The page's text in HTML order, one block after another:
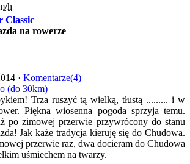
h
Classic
na rowerze
· Komentarze(4)
(do 30km)
Trza ruszyć tą wielką, tłustą ......... i w
Piękna wiosenna pogoda sprzyja temu.
po zimowej przerwie przywrócony do stanu
Jak każe tradycja kieruję się do Chudowa.
przerwie raz, dwa docieram do Chudowa
uśmiechem na twarzy.